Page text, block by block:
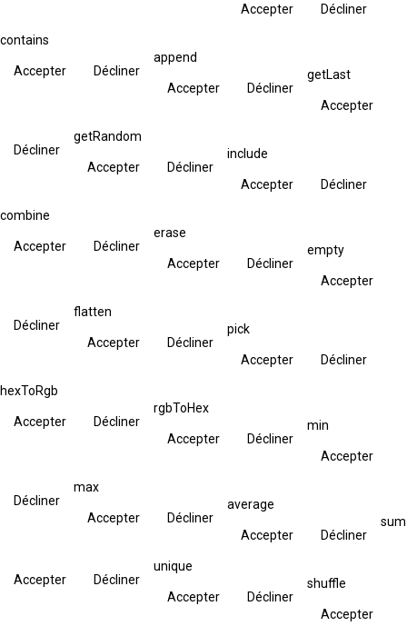
Accepter Décliner
contains
Accepter Décliner
append
Accepter Décliner
getLast
Accepter
Décliner
getRandom
Accepter Décliner
include
Accepter Décliner
combine
Accepter Décliner
erase
Accepter Décliner
empty
Accepter
Décliner
flatten
Accepter Décliner
pick
Accepter Décliner
hexToRgb
Accepter Décliner
rgbToHex
Accepter Décliner
min
Accepter
Décliner
max
Accepter Décliner
average
Accepter Décliner
sum
Accepter Décliner
unique
Accepter Décliner
shuffle
Accepter